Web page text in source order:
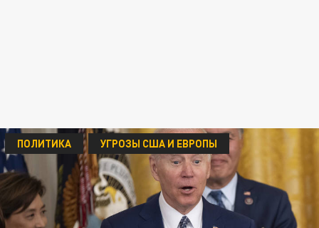
ПОЛИТИКА УГРОЗЫ США И ЕВРОПЫ